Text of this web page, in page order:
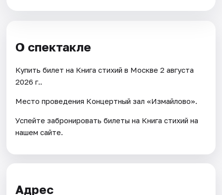
О спектакле
Купить билет на Книга стихий в Москве 2 августа
2026 г..
Место проведения Концертный зал «Измайлово».
Успейте забронировать билеты на Книга стихий на
нашем сайте.
Адрес